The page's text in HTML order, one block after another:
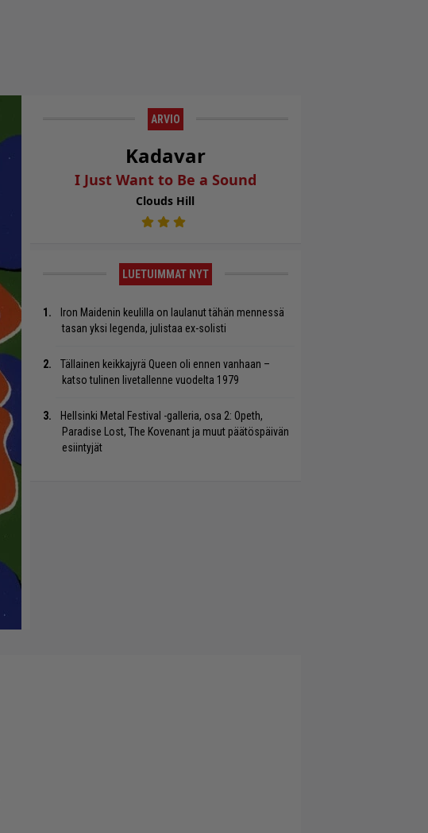
ARVIO
Kadavar
I Just Want to Be a Sound
Clouds Hill
LUETUIMMAT NYT
Iron Maidenin keulilla on laulanut tähän mennessä
tasan yksi legenda, julistaa ex-solisti
Tällainen keikkajyrä Queen oli ennen vanhaan –
katso tulinen livetallenne vuodelta 1979
Hellsinki Metal Festival -galleria, osa 2: Opeth,
Paradise Lost, The Kovenant ja muut päätöspäivän
esiintyjät